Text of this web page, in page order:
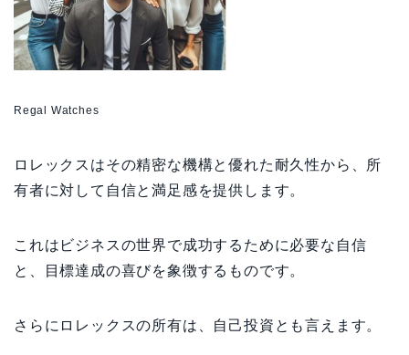
Regal Watches
ロレックスはその精密な機構と優れた耐久性から、所
有者に対して自信と満足感を提供します。
これはビジネスの世界で成功するために必要な自信
と、目標達成の喜びを象徴するものです。
さらにロレックスの所有は、自己投資とも言えます。